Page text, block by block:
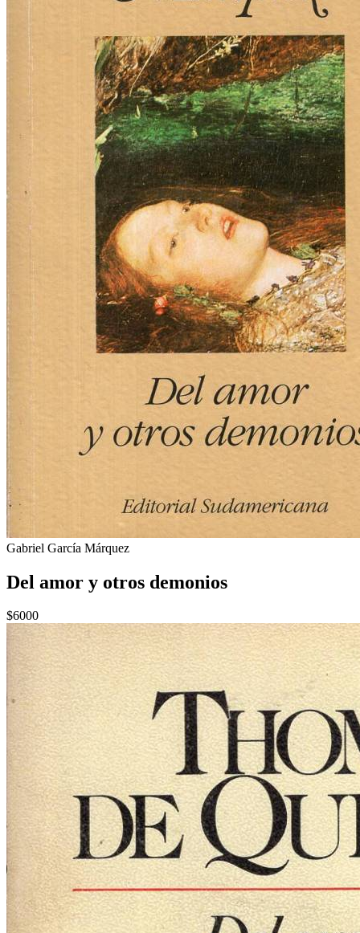
Gabriel García Márquez
Del amor y otros demonios
$6000